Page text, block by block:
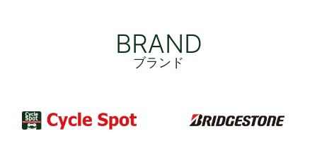
BRAND
ブランド